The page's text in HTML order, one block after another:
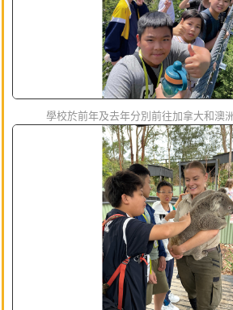
學校於前年及去年分別前往加拿大和澳